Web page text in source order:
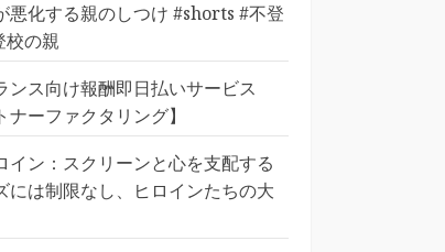
悪化する親のしつけ #shorts #不登
校の親
ンス向け報酬即日払いサービス
ナーファクタリング】
イン：スクリーンと心を支配する
には制限なし、ヒロインたちの大